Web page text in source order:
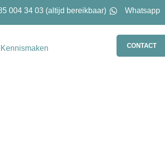
004 34 03 (altijd bereikbaar) Whatsapp
Kennismaken CONTACT